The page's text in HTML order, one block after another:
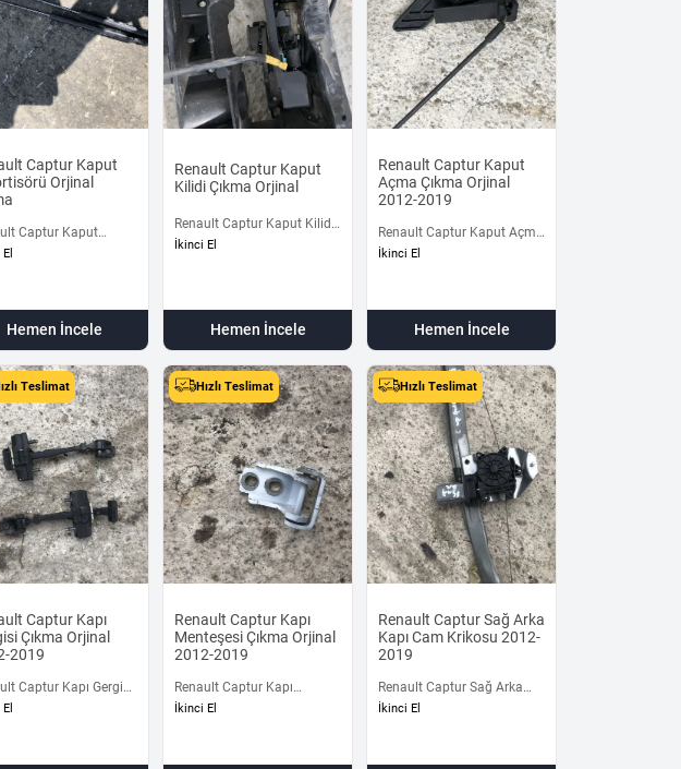
Captur Kaput
Orjinal
Captur Kaput
Çıkma Orjinal
Hemen İncele
Renault Captur Kaput
Kilidi Çıkma Orjinal
Renault Captur Kaput Kilidi
Çıkma Orjinal
İkinci El
Hemen İncele
Renault Captur Kaput
Açma Çıkma Orjinal
2012-2019
Renault Captur Kaput Açma
Çıkma Orjinal 2012-2019
İkinci El
Hemen İncele
Teslimat
Captur Kapı
Çıkma Orjinal
2019
Captur Kapı Gergisi
Orjinal 2012-2019
Hızlı Teslimat
Renault Captur Kapı
Menteşesi Çıkma Orjinal
2012-2019
Renault Captur Kapı
Menteşesi Çıkma Orjinal
İkinci El
Hızlı Teslimat
Renault Captur Sağ Arka
Kapı Cam Krikosu 2012-
2019
Renault Captur Sağ Arka
Kapı Cam Krikosu 2012-
İkinci El